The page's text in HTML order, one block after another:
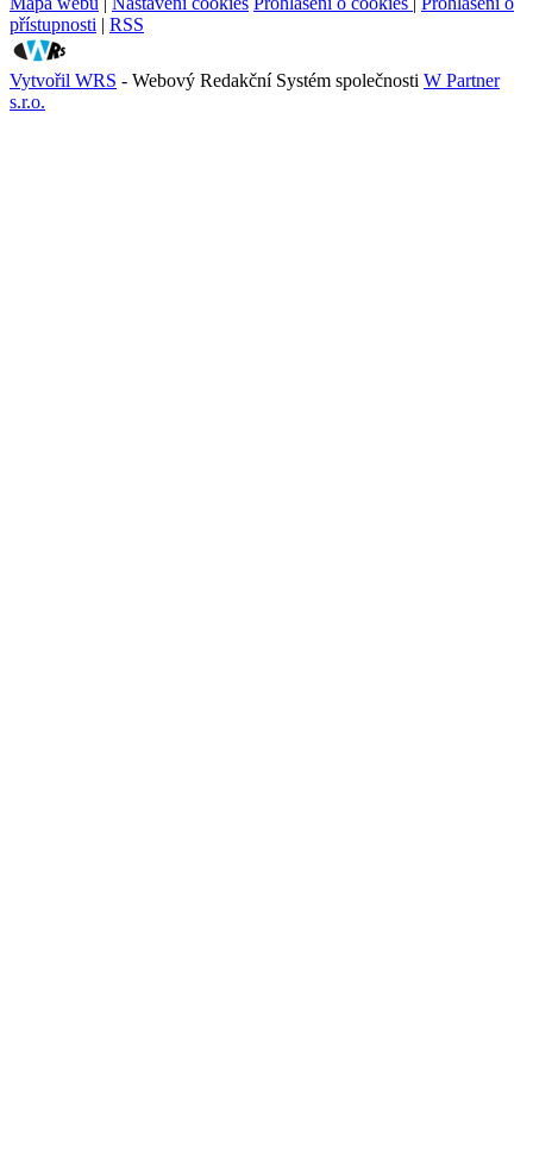
přístupnosti | RSS
Vytvořil WRS - Webový Redakční Systém společnosti W Partner
s.r.o.